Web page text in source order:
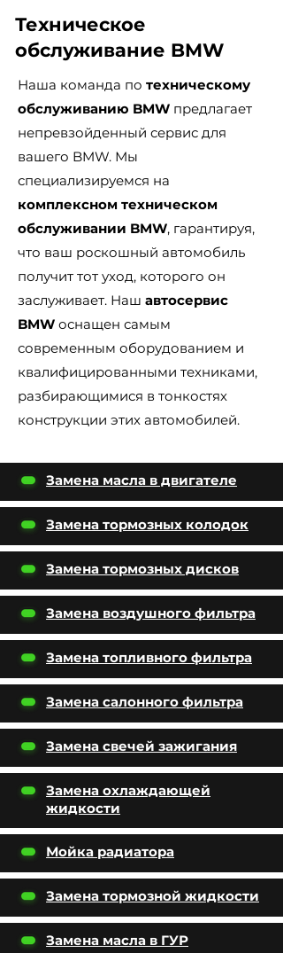
Техническое
обслуживание BMW
Наша команда по техническому
обслуживанию BMW предлагает
непревзойденный сервис для
вашего BMW. Мы
специализируемся на
комплексном техническом
обслуживании BMW, гарантируя,
что ваш роскошный автомобиль
получит тот уход, которого он
заслуживает. Наш автосервис
BMW оснащен самым
современным оборудованием и
квалифицированными техниками,
разбирающимися в тонкостях
конструкции этих автомобилей.
Замена масла в двигателе
Замена тормозных колодок
Замена тормозных дисков
Замена воздушного фильтра
Замена топливного фильтра
Замена салонного фильтра
Замена свечей зажигания
Замена охлаждающей
жидкости
Мойка радиатора
Замена тормозной жидкости
Замена масла в ГУР